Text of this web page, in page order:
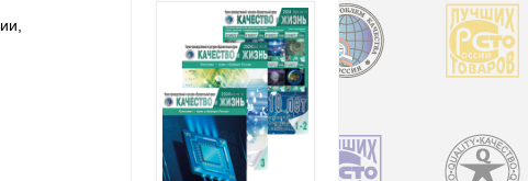
являющийся региональным этапом проекта «100 лучших товаров